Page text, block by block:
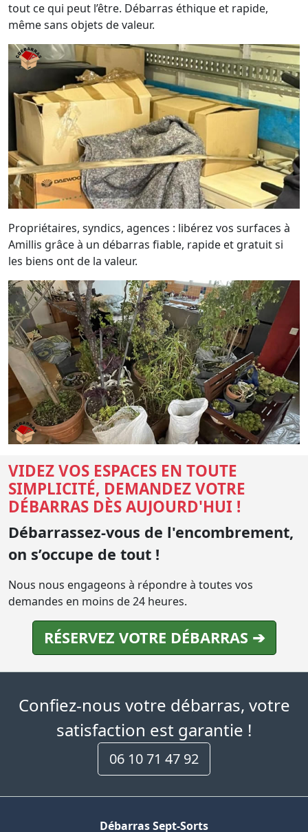
tout ce qui peut l’être. Débarras éthique et rapide,
même sans objets de valeur.
Propriétaires, syndics, agences : libérez vos surfaces à
Amillis grâce à un débarras fiable, rapide et gratuit si
les biens ont de la valeur.
VIDEZ VOS ESPACES EN TOUTE
SIMPLICITÉ, DEMANDEZ VOTRE
DÉBARRAS DÈS AUJOURD'HUI !
Débarrassez-vous de l'encombrement,
on s’occupe de tout !
Nous nous engageons à répondre à toutes vos
demandes en moins de 24 heures.
RÉSERVEZ VOTRE DÉBARRAS ➔
Confiez-nous votre débarras, votre
satisfaction est garantie !
06 10 71 47 92
Débarras Sept-Sorts